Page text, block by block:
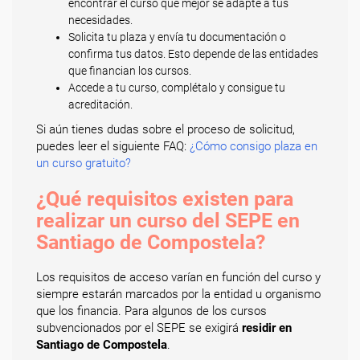
encontrar el curso que mejor se adapte a tus
necesidades.
Solicita tu plaza y envía tu documentación o
confirma tus datos. Esto depende de las entidades
que financian los cursos.
Accede a tu curso, complétalo y consigue tu
acreditación.
Si aún tienes dudas sobre el proceso de solicitud,
puedes leer el siguiente FAQ: ¿Cómo consigo plaza en
un curso gratuito?
¿Qué requisitos existen para
realizar un curso del SEPE en
Santiago de Compostela?
Los requisitos de acceso varían en función del curso y
siempre estarán marcados por la entidad u organismo
que los financia. Para algunos de los cursos
subvencionados por el SEPE se exigirá residir en
Santiago de Compostela.